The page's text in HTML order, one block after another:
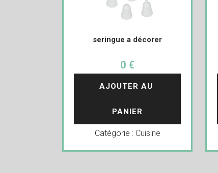
seringue a décorer
0 €
AJOUTER AU
PANIER
Catégorie : Cuisine